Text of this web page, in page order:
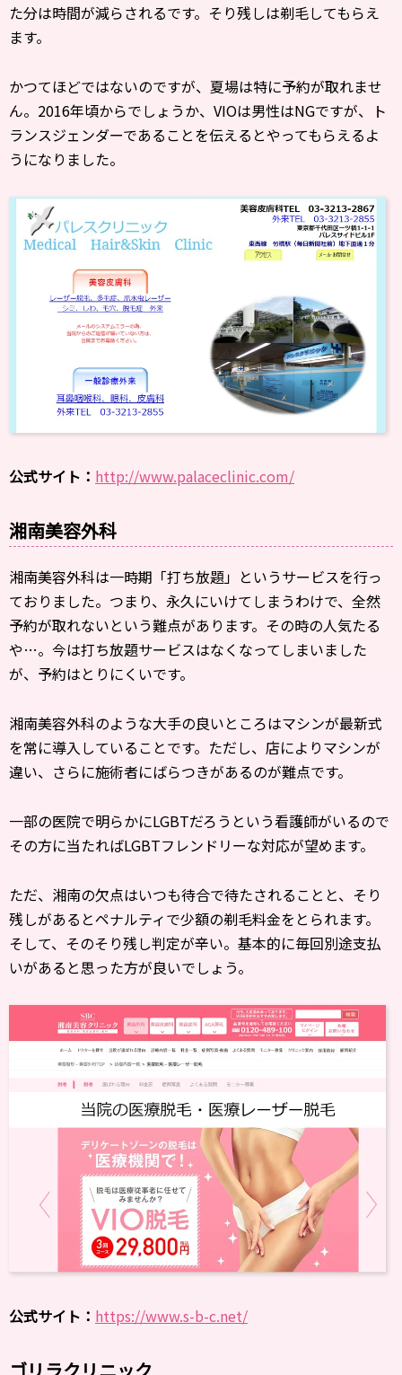
た分は時間が減らされるです。そり残しは剃毛してもらえ
ます。
かつてほどではないのですが、夏場は特に予約が取れませ
ん。2016年頃からでしょうか、VIOは男性はNGですが、ト
ランスジェンダーであることを伝えるとやってもらえるよ
うになりました。
公式サイト： http://www.palaceclinic.com/
湘南美容外科
湘南美容外科は一時期「打ち放題」というサービスを行っ
ておりました。つまり、永久にいけてしまうわけで、全然
予約が取れないという難点があります。その時の人気たる
や…。今は打ち放題サービスはなくなってしまいました
が、予約はとりにくいです。
湘南美容外科のような大手の良いところはマシンが最新式
を常に導入していることです。ただし、店によりマシンが
違い、さらに施術者にばらつきがあるのが難点です。
一部の医院で明らかにLGBTだろうという看護師がいるので
その方に当たればLGBTフレンドリーな対応が望めます。
ただ、湘南の欠点はいつも待合で待たされることと、そり
残しがあるとペナルティで少額の剃毛料金をとられます。
そして、そのそり残し判定が辛い。基本的に毎回別途支払
いがあると思った方が良いでしょう。
公式サイト： https://www.s-b-c.net/